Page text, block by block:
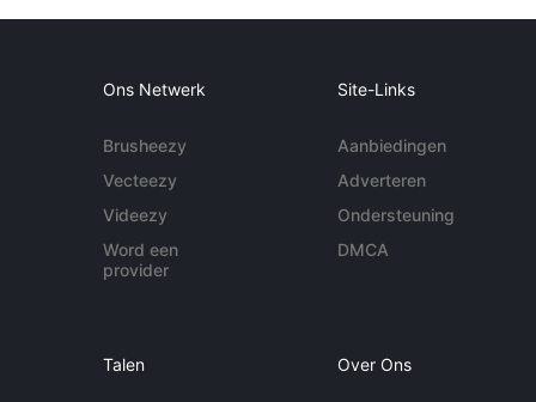
Ons Netwerk
Brusheezy
Vecteezy
Videezy
Word een
provider
Site-Links
Aanbiedingen
Adverteren
Ondersteuning
DMCA
Talen Over Ons